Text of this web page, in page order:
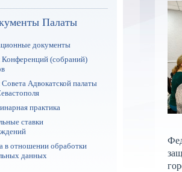
Палаты
документы
(собраний)
Адвокатской палаты
практика
ставки
в отношении обработки
данных